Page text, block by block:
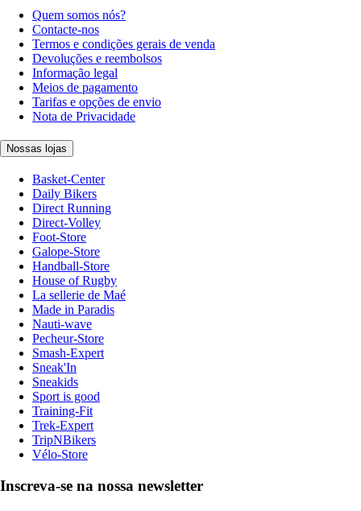
Quem somos nós?
Contacte-nos
Termos e condições gerais de venda
Devoluções e reembolsos
Informação legal
Meios de pagamento
Tarifas e opções de envio
Nota de Privacidade
Nossas lojas
Basket-Center
Daily Bikers
Direct Running
Direct-Volley
Foot-Store
Galope-Store
Handball-Store
House of Rugby
La sellerie de Maé
Made in Paradis
Nauti-wave
Pecheur-Store
Smash-Expert
Sneak'In
Sneakids
Sport is good
Training-Fit
Trek-Expert
TripNBikers
Vélo-Store
Inscreva-se na nossa newsletter